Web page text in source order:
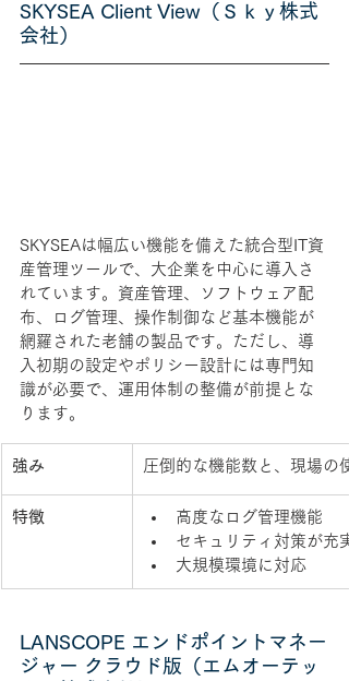
SKYSEA Client View（Ｓｋｙ株式
会社）
SKYSEAは幅広い機能を備えた統合型IT資
産管理ツールで、大企業を中心に導入さ
れています。資産管理、ソフトウェア配
布、ログ管理、操作制御など基本機能が
網羅された老舗の製品です。ただし、導
入初期の設定やポリシー設計には専門知
識が必要で、運用体制の整備が前提とな
ります。
強み 圧倒的な機能数と、現場の
特徴
高度なログ管理機能
セキュリティ対策が充実
大規模環境に対応
LANSCOPE エンドポイントマネー
ジャー クラウド版 （エムオーテッ